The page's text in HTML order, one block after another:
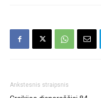
Ankstesnis straipsnis